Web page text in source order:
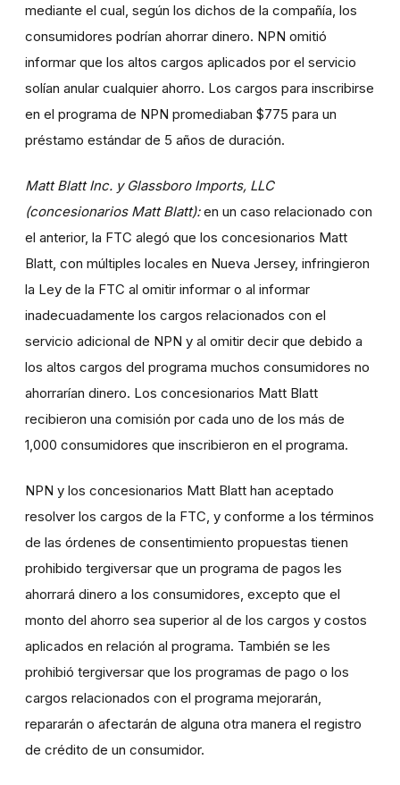
mediante el cual, según los dichos de la compañía, los
consumidores podrían ahorrar dinero. NPN omitió
informar que los altos cargos aplicados por el servicio
solían anular cualquier ahorro. Los cargos para inscribirse
en el programa de NPN promediaban $775 para un
préstamo estándar de 5 años de duración.
Matt Blatt Inc. y Glassboro Imports, LLC
(concesionarios Matt Blatt):en un caso relacionado con
el anterior, la FTC alegó que los concesionarios Matt
Blatt, con múltiples locales en Nueva Jersey, infringieron
la Ley de la FTC al omitir informar o al informar
inadecuadamente los cargos relacionados con el
servicio adicional de NPN y al omitir decir que debido a
los altos cargos del programa muchos consumidores no
ahorrarían dinero. Los concesionarios Matt Blatt
recibieron una comisión por cada uno de los más de
1,000 consumidores que inscribieron en el programa.
NPN y los concesionarios Matt Blatt han aceptado
resolver los cargos de la FTC, y conforme a los términos
de las órdenes de consentimiento propuestas tienen
prohibido tergiversar que un programa de pagos les
ahorrará dinero a los consumidores, excepto que el
monto del ahorro sea superior al de los cargos y costos
aplicados en relación al programa. También se les
prohibió tergiversar que los programas de pago o los
cargos relacionados con el programa mejorarán,
repararán o afectarán de alguna otra manera el registro
de crédito de un consumidor.